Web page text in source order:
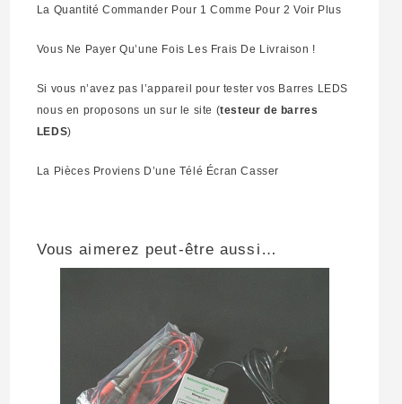
La Quantité Commander Pour 1 Comme Pour 2 Voir Plus
Vous Ne Payer Qu’une Fois Les Frais De Livraison !
Si vous n’avez pas l’appareil pour tester vos Barres LEDS
nous en proposons un sur le site (testeur de barres
LEDS)
La Pièces Proviens D’une Télé Écran Casser
Vous aimerez peut-être aussi…